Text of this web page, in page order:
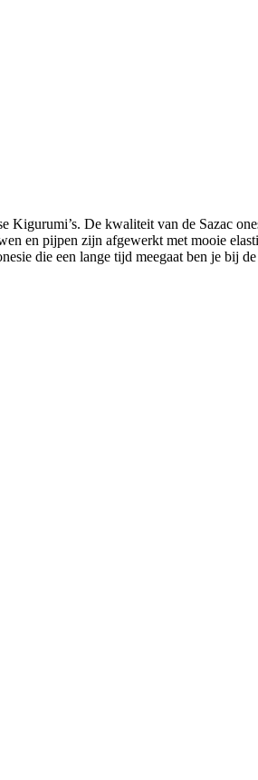
Kigurumi’s. De kwaliteit van de Sazac
en pijpen zijn afgewerkt met mooie
die een lange tijd meegaat ben je bij